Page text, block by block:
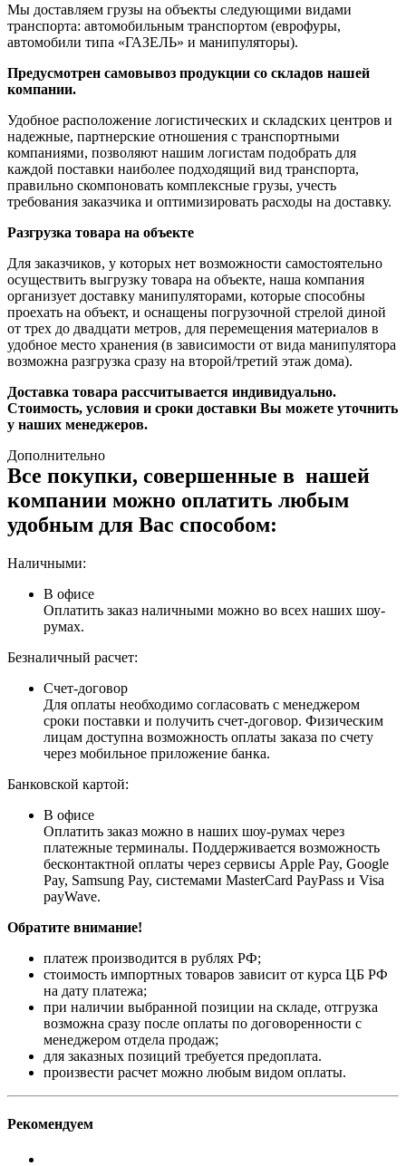
Мы доставляем грузы на объекты следующими видами
транспорта: автомобильным транспортом (еврофуры,
автомобили типа «ГАЗЕЛЬ» и манипуляторы).
Предусмотрен самовывоз продукции со складов нашей
компании.
Удобное расположение логистических и складских центров и
надежные, партнерские отношения с транспортными
компаниями, позволяют нашим логистам подобрать для
каждой поставки наиболее подходящий вид транспорта,
правильно скомпоновать комплексные грузы, учесть
требования заказчика и оптимизировать расходы на доставку.
Разгрузка товара на объекте
Для заказчиков, у которых нет возможности самостоятельно
осуществить выгрузку товара на объекте, наша компания
организует доставку манипуляторами, которые способны
проехать на объект, и оснащены погрузочной стрелой диной
от трех до двадцати метров, для перемещения материалов в
удобное место хранения (в зависимости от вида манипулятора
возможна разгрузка сразу на второй/третий этаж дома).
Доставка товара рассчитывается индивидуально.
Стоимость, условия и сроки доставки Вы можете уточнить
у наших менеджеров.
Дополнительно
Все покупки, совершенные в нашей
компании можно оплатить любым
удобным для Вас способом:
Наличными:
В офисе
Оплатить заказ наличными можно во всех наших шоу-
румах.
Безналичный расчет:
Счет-договор
Для оплаты необходимо согласовать с менеджером
сроки поставки и получить счет-договор. Физическим
лицам доступна возможность оплаты заказа по счету
через мобильное приложение банка.
Банковской картой:
В офисе
Оплатить заказ можно в наших шоу-румах через
платежные терминалы. Поддерживается возможность
бесконтактной оплаты через сервисы Apple Pay, Google
Pay, Samsung Pay, системами MasterCard PayPass и Visa
payWave.
Обратите внимание!
платеж производится в рублях РФ;
стоимость импортных товаров зависит от курса ЦБ РФ
на дату платежа;
при наличии выбранной позиции на складе, отгрузка
возможна сразу после оплаты по договоренности с
менеджером отдела продаж;
для заказных позиций требуется предоплата.
произвести расчет можно любым видом оплаты.
Рекомендуем